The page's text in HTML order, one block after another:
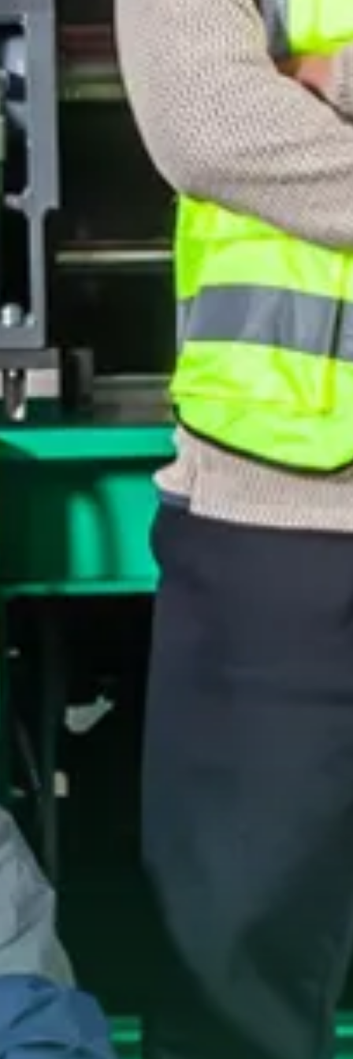
SOUDAGE INTELLIGENT
SUIVI GRAPHIQUE
en tout lieu. Compatible avec les soudeuses PEHD les plus
APPRENDRE ENCORE PLUS